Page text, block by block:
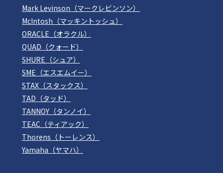
Mark Levinson（マークレビンソン）
McIntosh（マッキントッシュ）
ORACLE（オラクル）
QUAD（クォード）
SHURE（シュア）
SME（エスエムイー）
STAX（スタックス）
TAD（タッド）
TANNOY（タンノイ）
TEAC（ティアック）
Thorens（トーレンス）
Yamaha（ヤマハ）